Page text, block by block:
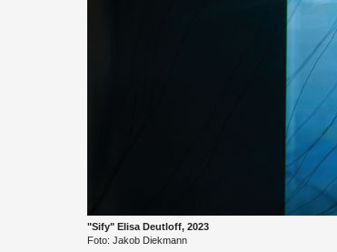
"Sify" Elisa Deut­loff, 2023
​Foto: Jakob Diek­mann